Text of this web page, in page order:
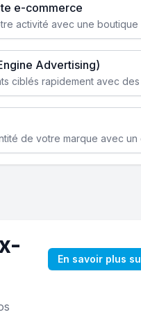
e-commerce
Advertising)
En savoir plus